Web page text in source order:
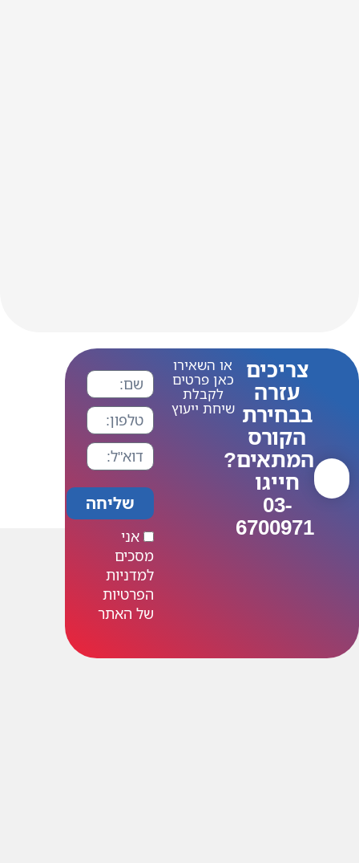
צריכים
עזרה
בבחירת
הקורס
המתאים?
חייגו
03-
6700971
או השאירו
כאן פרטים
לקבלת
שיחת ייעוץ
אני
מסכים
למדניות
הפרטיות
של האתר
שליחה